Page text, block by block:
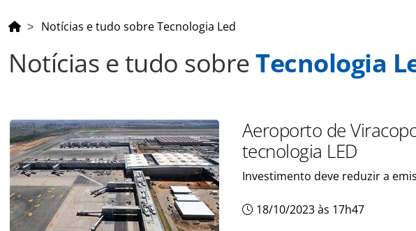
Notícias e tudo sobre Tecnologia Led
Notícias e tudo sobreTecnologia
Aeroporto de
tecnologia LED
Investimento deve reduzir a
18/10/2023 às 17h47